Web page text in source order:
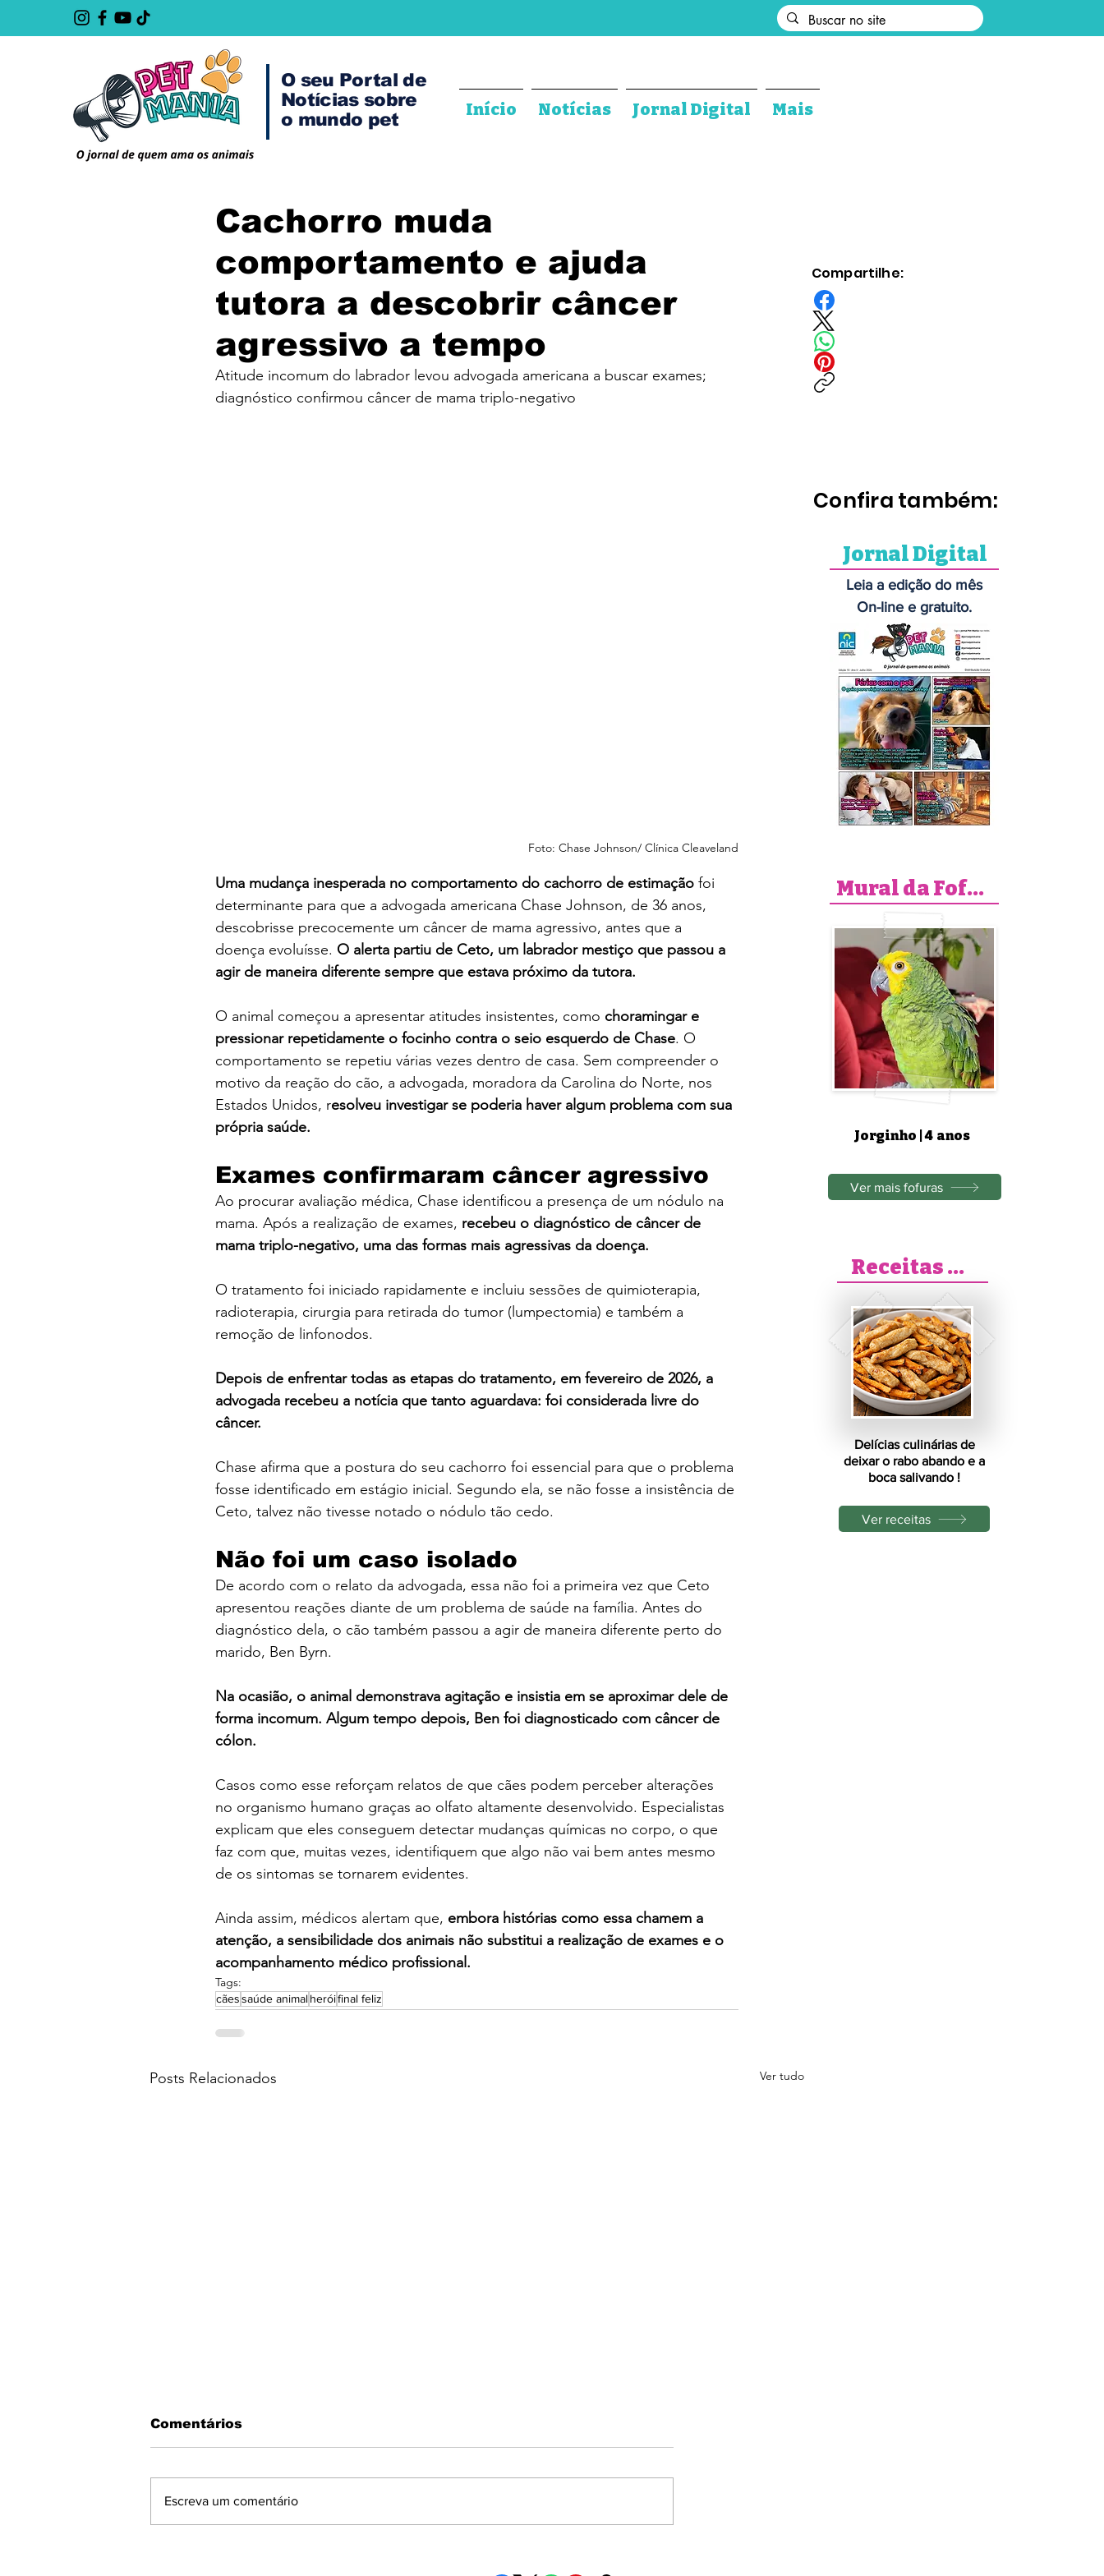
O seu Portal de
Notícias sobre
o mundo pet
Início Notícias Jornal Digital Mais
Cachorro muda
comportamento e ajuda
tutora a descobrir câncer
agressivo a tempo
Atitude incomum do labrador levou advogada americana a buscar exames;
diagnóstico confirmou câncer de mama triplo-negativo
Foto: Chase Johnson/ Clínica Cleaveland
Uma mudança inesperada no comportamento do cachorro de estimação foi
determinante para que a advogada americana Chase Johnson, de 36 anos,
descobrisse precocemente um câncer de mama agressivo, antes que a
doença evoluísse. O alerta partiu de Ceto, um labrador mestiço que passou a
agir de maneira diferente sempre que estava próximo da tutora.
O animal começou a apresentar atitudes insistentes, como choramingar e
pressionar repetidamente o focinho contra o seio esquerdo de Chase. O
comportamento se repetiu várias vezes dentro de casa. Sem compreender o
motivo da reação do cão, a advogada, moradora da Carolina do Norte, nos
Estados Unidos, resolveu investigar se poderia haver algum problema com sua
própria saúde.
Exames confirmaram câncer agressivo
Ao procurar avaliação médica, Chase identificou a presença de um nódulo na
mama. Após a realização de exames, recebeu o diagnóstico de câncer de
mama triplo-negativo, uma das formas mais agressivas da doença.
O tratamento foi iniciado rapidamente e incluiu sessões de quimioterapia,
radioterapia, cirurgia para retirada do tumor (lumpectomia) e também a
remoção de linfonodos.
Depois de enfrentar todas as etapas do tratamento, em fevereiro de 2026, a
advogada recebeu a notícia que tanto aguardava: foi considerada livre do
câncer.
Chase afirma que a postura do seu cachorro foi essencial para que o problema
fosse identificado em estágio inicial. Segundo ela, se não fosse a insistência de
Ceto, talvez não tivesse notado o nódulo tão cedo.
Não foi um caso isolado
De acordo com o relato da advogada, essa não foi a primeira vez que Ceto
apresentou reações diante de um problema de saúde na família. Antes do
diagnóstico dela, o cão também passou a agir de maneira diferente perto do
marido, Ben Byrn.
Na ocasião, o animal demonstrava agitação e insistia em se aproximar dele de
forma incomum. Algum tempo depois, Ben foi diagnosticado com câncer de
cólon.
Casos como esse reforçam relatos de que cães podem perceber alterações
no organismo humano graças ao olfato altamente desenvolvido. Especialistas
explicam que eles conseguem detectar mudanças químicas no corpo, o que
faz com que, muitas vezes, identifiquem que algo não vai bem antes mesmo
de os sintomas se tornarem evidentes.
Ainda assim, médicos alertam que, embora histórias como essa chamem a
atenção, a sensibilidade dos animais não substitui a realização de exames e o
acompanhamento médico profissional.
Tags:
cãessaúde animalheróifinal feliz
Posts Relacionados Ver tudo
Comentários
Escreva um comentário
Compartilhe:
Confira também:
Jornal Digital
Leia a edição do mês
On-line e gratuito.
Mural da Fofura
Jorginho | 4 anos
Ver mais fofuras
Receitas Pet
Delícias culinárias de
deixar o rabo abando e a
boca salivando !
Ver receitas